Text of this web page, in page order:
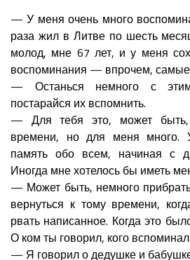
— У меня очень много
раза жил в Литве по шесть
молод, мне 67 лет, и у меня
воспоминания — впрочем, самые
— Останься немного с
постарайся их вспомнить.
— Для тебя это, может быть,
времени, но для меня много.
память обо всем, начиная с
Иногда мне хотелось бы иметь
— Может быть, немного
вернуться к тому времени,
рвать написанное. Когда это
О ком ты говорил, кого
— Я говорил о дедушке и